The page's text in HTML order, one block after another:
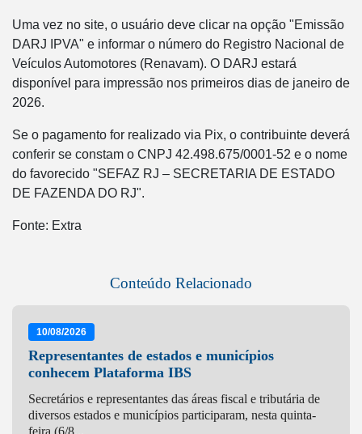
Uma vez no site, o usuário deve clicar na opção "Emissão
DARJ IPVA" e informar o número do Registro Nacional de
Veículos Automotores (Renavam). O DARJ estará
disponível para impressão nos primeiros dias de janeiro de
2026.
Se o pagamento for realizado via Pix, o contribuinte deverá
conferir se constam o CNPJ 42.498.675/0001-52 e o nome
do favorecido "SEFAZ RJ – SECRETARIA DE ESTADO
DE FAZENDA DO RJ".
Fonte: Extra
Conteúdo Relacionado
10/08/2026
Representantes de estados e municípios
conhecem Plataforma IBS
Secretários e representantes das áreas fiscal e tributária de
diversos estados e municípios participaram, nesta quinta-
feira (6/8...